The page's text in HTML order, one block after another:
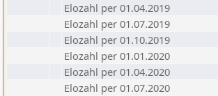
Elozahl per 01.04.2019
Elozahl per 01.07.2019
Elozahl per 01.10.2019
Elozahl per 01.01.2020
Elozahl per 01.04.2020
Elozahl per 01.07.2020